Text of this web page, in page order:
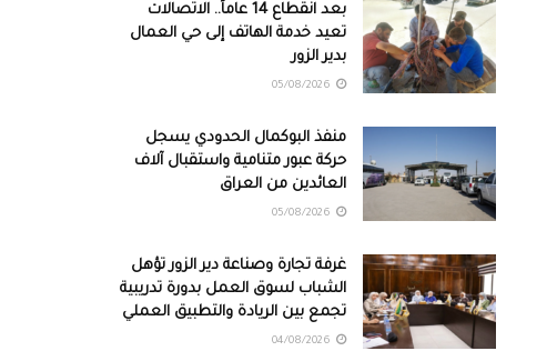
بعد انقطاع 14 عاماً.. الاتصالات
تعيد خدمة الهاتف إلى حي العمال
بدير الزور
منفذ البوكمال الحدودي يسجل
حركة عبور متنامية واستقبال آلاف
العائدين من العراق
غرفة تجارة وصناعة دير الزور تؤهل
الشباب لسوق العمل بدورة تدريبية
تجمع بين الريادة والتطبيق العملي